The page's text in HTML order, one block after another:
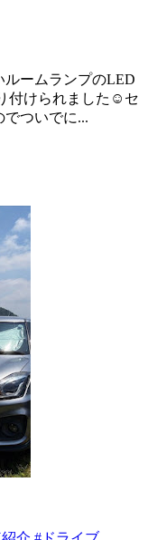
ルームランプのLED
付けられました☺️セ
でついでに...